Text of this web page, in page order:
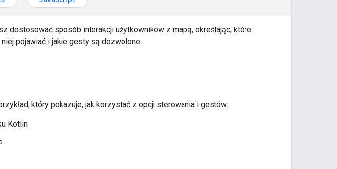
dostosować sposób interakcji użytkowników z mapą, określając, które
niej pojawiać i jakie gesty są dozwolone.
który pokazuje, jak korzystać z opcji sterowania i gestów:
Kotlin